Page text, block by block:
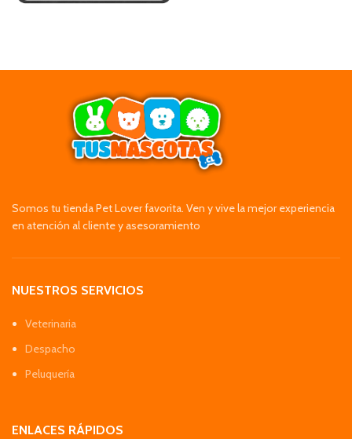
Somos tu tienda Pet Lover favorita. Ven y vive la mejor experiencia
en atención al cliente y asesoramiento
NUESTROS SERVICIOS
Veterinaria
Despacho
Peluquería
ENLACES RÁPIDOS